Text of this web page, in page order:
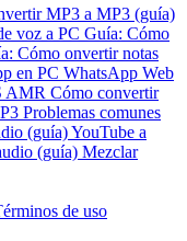
MP3 a MP3 (guía)
voz a PC Guía: Cómo
Cómo onvertir notas
en PC WhatsApp Web
AMR Cómo convertir
Problemas comunes
(guía)YouTube a
(guía) Mezclar
de uso